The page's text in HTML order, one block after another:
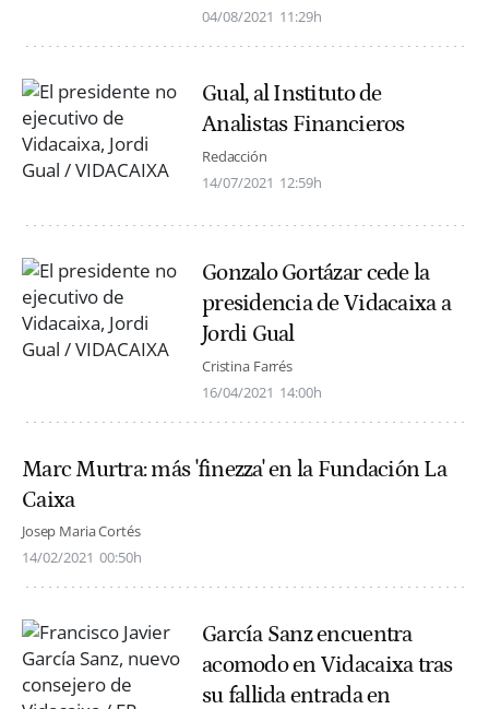
04/08/2021 11:29h
Gual, al Instituto de
Analistas Financieros
Redacción
14/07/2021 12:59h
Gonzalo Gortázar cede la
presidencia de Vidacaixa a
Jordi Gual
Cristina Farrés
16/04/2021 14:00h
Marc Murtra: más 'finezza' en la Fundación La
Caixa
Josep Maria Cortés
14/02/2021 00:50h
García Sanz encuentra
acomodo en Vidacaixa tras
su fallida entrada en